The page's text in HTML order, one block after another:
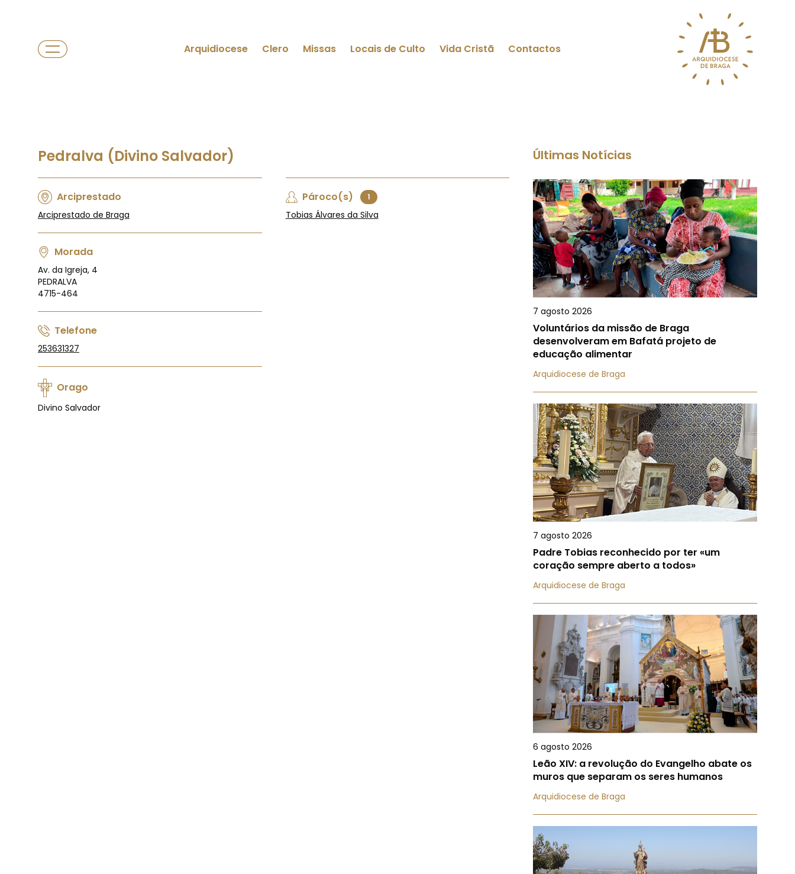
Arquidiocese Clero Missas Locais de Culto Vida Cristã Contactos
Pedralva (Divino Salvador)
Arciprestado
Arciprestado de Braga
Morada
Av. da Igreja, 4
PEDRALVA
4715-464
Telefone
253631327
Orago
Divino Salvador
Pároco(s) 1
Tobias Álvares da Silva
Últimas Notícias
7 agosto 2026
Voluntários da missão de Braga
desenvolveram em Bafatá projeto de
educação alimentar
Arquidiocese de Braga
7 agosto 2026
Padre Tobias reconhecido por ter «um
coração sempre aberto a todos»
Arquidiocese de Braga
6 agosto 2026
Leão XIV: a revolução do Evangelho abate os
muros que separam os seres humanos
Arquidiocese de Braga